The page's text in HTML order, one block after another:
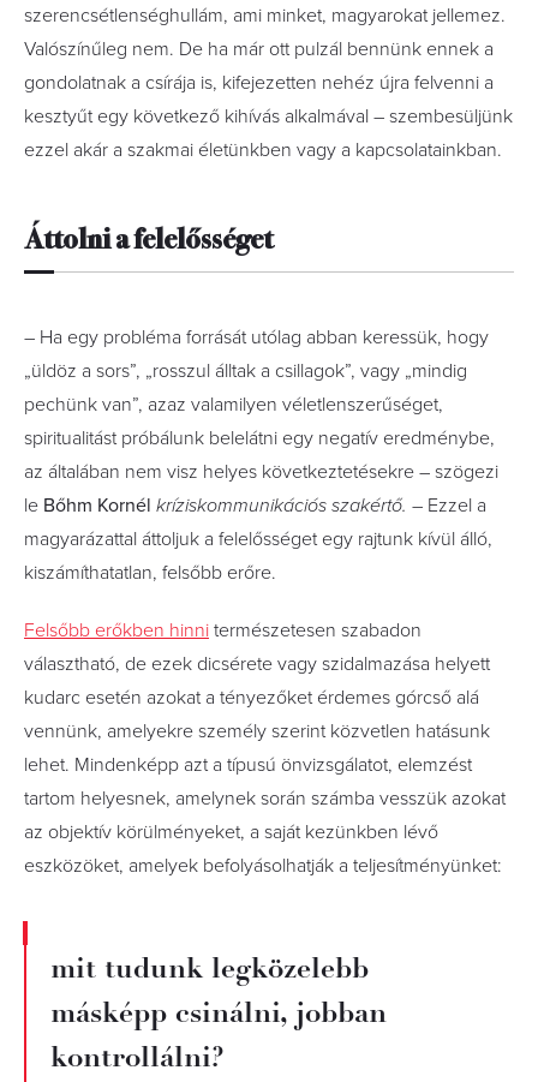
szerencsétlenséghullám, ami minket, magyarokat jellemez.
Valószínűleg nem. De ha már ott pulzál bennünk ennek a
gondolatnak a csírája is, kifejezetten nehéz újra felvenni a
kesztyűt egy következő kihívás alkalmával – szembesüljünk
ezzel akár a szakmai életünkben vagy a kapcsolatainkban.
Áttolni a felelősséget
– Ha egy probléma forrását utólag abban keressük, hogy
„üldöz a sors”, „rosszul álltak a csillagok”, vagy „mindig
pechünk van”, azaz valamilyen véletlenszerűséget,
spiritualitást próbálunk belelátni egy negatív eredménybe,
az általában nem visz helyes következtetésekre – szögezi
le Bőhm Kornél kríziskommunikációs szakértő. – Ezzel a
magyarázattal áttoljuk a felelősséget egy rajtunk kívül álló,
kiszámíthatatlan, felsőbb erőre.
Felsőbb erőkben hinni természetesen szabadon
választható, de ezek dicsérete vagy szidalmazása helyett
kudarc esetén azokat a tényezőket érdemes górcső alá
vennünk, amelyekre személy szerint közvetlen hatásunk
lehet. Mindenképp azt a típusú önvizsgálatot, elemzést
tartom helyesnek, amelynek során számba vesszük azokat
az objektív körülményeket, a saját kezünkben lévő
eszközöket, amelyek befolyásolhatják a teljesítményünket:
mit tudunk legközelebb
másképp csinálni, jobban
kontrollálni?